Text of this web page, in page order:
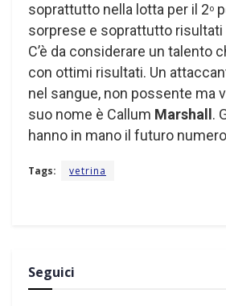
soprattutto nella lotta per il 2o
sorprese e soprattutto
C’è da considerare un talento
con ottimi risultati. Un
nel sangue, non possente ma
suo nome è Callum Marshall .
hanno in mano il futuro
Tags: vetrina
Seguici